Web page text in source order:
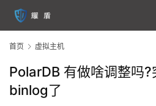
首页 虚拟主机
PolarDB 有做啥调整吗?
binlog了